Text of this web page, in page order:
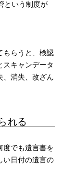
という制度が
もらうと、検認
スキャンデータ
、消失、改ざん
れる
度でも遺言書を
い日付の遺言の